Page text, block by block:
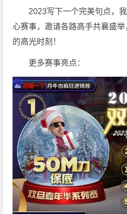
2023写下一个完美句点，
心赛事，邀请各路高手共襄盛
的高光时刻！
更多赛事亮点：